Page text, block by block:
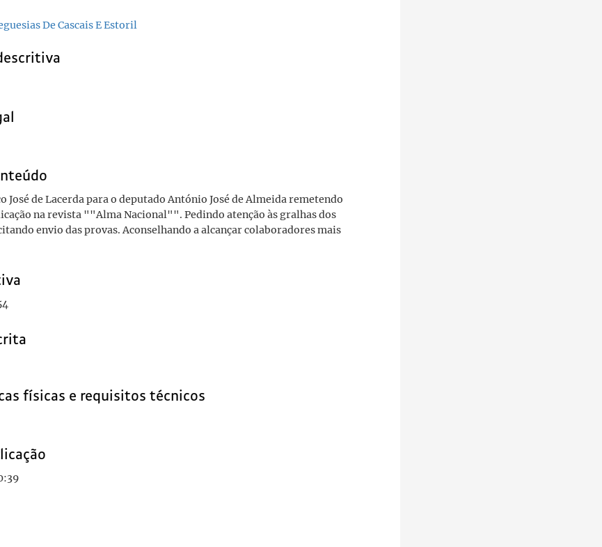
De Cascais E Estoril
José de Lacerda para o deputado António José de Almeida remetendo
na revista ""Alma Nacional"". Pedindo atenção às gralhas dos
envio das provas. Aconselhando a alcançar colaboradores mais
físicas e requisitos técnicos